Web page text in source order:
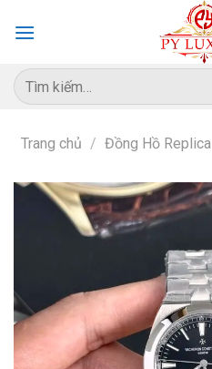
Tìm
kiếm:
Trang chủ / Đồng Hồ Replica